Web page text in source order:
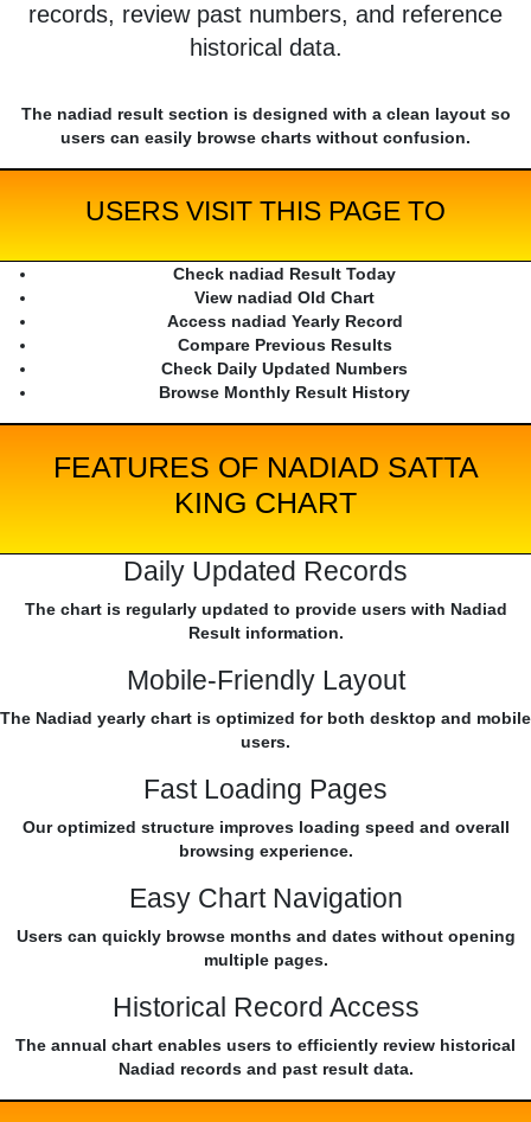
records, review past numbers, and reference
historical data.
The nadiad result section is designed with a clean layout so
users can easily browse charts without confusion.
USERS VISIT THIS PAGE TO
Check nadiad Result Today
View nadiad Old Chart
Access nadiad Yearly Record
Compare Previous Results
Check Daily Updated Numbers
Browse Monthly Result History
FEATURES OF NADIAD SATTA
KING CHART
Daily Updated Records
The chart is regularly updated to provide users with Nadiad
Result information.
Mobile-Friendly Layout
The Nadiad yearly chart is optimized for both desktop and mobile
users.
Fast Loading Pages
Our optimized structure improves loading speed and overall
browsing experience.
Easy Chart Navigation
Users can quickly browse months and dates without opening
multiple pages.
Historical Record Access
The annual chart enables users to efficiently review historical
Nadiad records and past result data.